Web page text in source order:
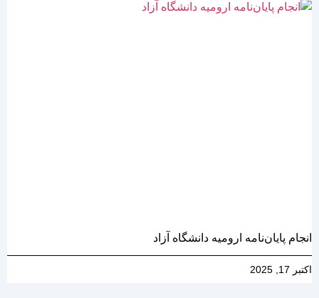
انجام پایان‌نامه ارومیه دانشگاه آزاد
اکتبر 17, 2025